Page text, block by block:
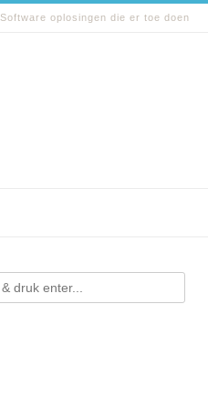
Software oplosingen die er toe doen